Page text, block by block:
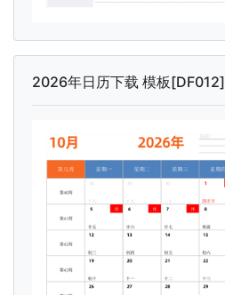
2026年日历下载 模板[DF012]